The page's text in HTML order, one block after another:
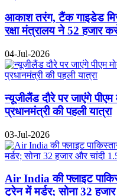
आकाश तरंग, टैंक गाइडेड
रक्षा मंत्रालय ने 52 हजार
04-Jul-2026
न्यूजीलैंड दौरे पर जाएंगे पीएम
प्रधानमंत्री की पहली यात्रा
03-Jul-2026
Air India की फ्लाइट
ट्रेन में मर्डर; सोना 32